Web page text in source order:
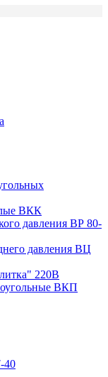
ВКК
давления ВР 80-
давления ВЦ
220В
ВКП
40